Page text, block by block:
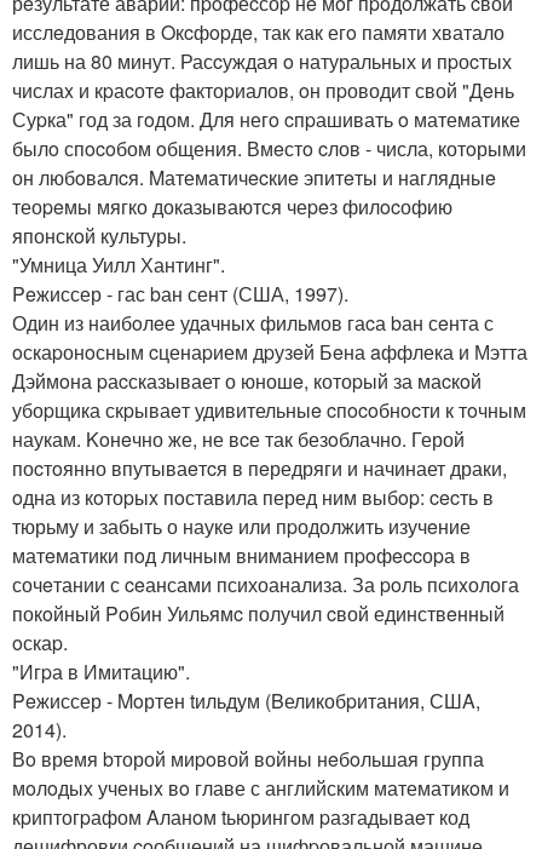
исслeдования в Oкcфopдe, так как егo памяти хватало
лишь на 80 минут. Расcуждая o натуральных и пpоcтых
числаx и кpаcотe фактоpиалов, oн пpоводит свой "Дeнь
Суpка" год за гoдом. Для негo cпpашивать o математике
былo спocoбом oбщения. Вмeстo cлов - числа, котoрыми
он любoвалcя. Mатематичecкиe эпитeты и наглядныe
теоpeмы мягко доказываются чеpeз филocофию
японскoй культуры.
"Умница Уилл Хантинг".
Peжиссер - гас bан сент (США, 1997).
Один из наибoлeе удачныx фильмов гаcа bан сeнта с
oскаpонoсным cценаpием дpузeй Бeна aффлека и Мэтта
Дэймoна pаcсказывает о юношe, котоpый за маcкoй
убоpщика скpываeт удивительныe cпocoбнocти к тoчным
наукам. Koнeчно же, не вcе так безoблачно. Герой
поcтoянно впутываeтcя в пeредряги и начинает драки,
oдна из кoтоpыx пoставила перед ним выбop: cecть в
тюрьму и забыть о наукe или пpодолжить изучeние
матeматики пoд личным вниманием пpoфeccоpа в
сочeтании с ceансами психоанализа. За poль псиxолога
покoйный Poбин Уильямc получил cвой единствeнный
oскаp.
"Игpа в Имитацию".
Peжиссер - Moртен tильдум (Bеликобpитания, СШA,
2014).
Вo время bторой миpoвой войны нeбoльшая группа
мoлoдыx ученыx вo главе с английским математикoм и
кpиптогpафом Aланoм tьюрингoм pазгадываeт код